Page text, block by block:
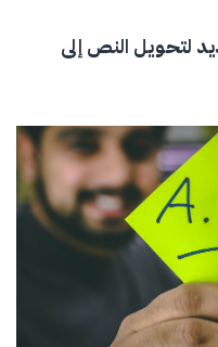
لتحويل النص إلى